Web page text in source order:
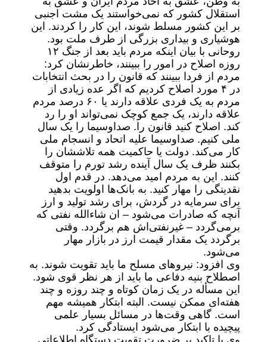
استقلال کشور که نمی‌خواستند یک مشت اجنبی
بر این کشور مسلط شوند، این کار را کردند. این
هوشیاری و بیداری بزرگی از طرف ملت بود.
روحانی با بیان اینکه مردم باید بعد از جنگ ۱۲
روزه اصلاح در امور را ببینند، خاطرنشان کرد:
مردم از فردا ببینند که قانون را در بحث انتخابات
در ۴ مورد اصلاح کردیم که اگر عده زیادی از
مردم به یک فردی علاقه دارند یا ۶۰ درصد مردم
علاقه دارند، یک جمع کوچک نمی‌تواند او را رد
کند. اصلاح کنید قانون را. صداوسیما را یک سال
ملی کنیم. صداوسیما علیه اتحاد و انسجام ملی
کار می‌کند. دولت یا حاکمیت همه تلاششان را
بکنند ظرف یک سال آینده رشد تورم را متوقف
کنند. این به مردم امید می‌دهد. در قدم اول
نقدینگی را مهار کنید. به بانک‌ها اولویت بدهید
برای سرمایه در گردش، برای رشد تولید و ارز
آنچه که صادرات می‌شود – ان شاءالله نفتی که
برمی‌گردد – غیرنفتی‌اش هم برگردد. وقتی
برگردد یک مقدار قیمت ارز در بازار مهار
می‌شود.
وی افزود: نیروهای مسلح ما باید تقویت شوند. به
اصطلاح بنیه دفاعی ما باید از هر نظر قوی شود.
این مسأله در یک زمان کوتاه و چند روزه و چند
هفته‌ای ممکن نیست. البته ابتکار همیشه مهم
است. گاهی وقت‌ها در مسائل بسیار علمی
پیچیده با ابتکار می‌شود ایستادگی کرد.
وی با تاکید بر ضرورت تقویت دستگاه اطلاعاتی